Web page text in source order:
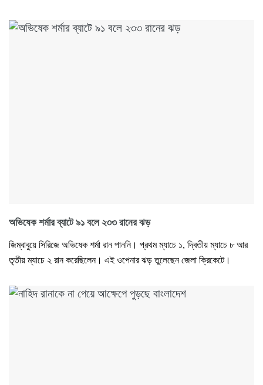
অভিষেক শর্মার ব্যাটে ৯১ বলে ২৩৩ রানের ঝড়
জিম্বাবুয়ে সিরিজে অভিষেক শর্মা রান পাননি। প্রথম ম্যাচে ১, দ্বিতীয় ম্যাচে ৮ আর
তৃতীয় ম্যাচে ২ রান করেছিলেন। এই ওপেনার ঝড় তুলেছেন জেলা ক্রিকেটে।